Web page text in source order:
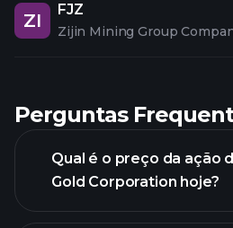
ZI
FJZ
Zijin Mining Group
Perguntas
Qual é o preço da ação
Gold Corporation hoje?